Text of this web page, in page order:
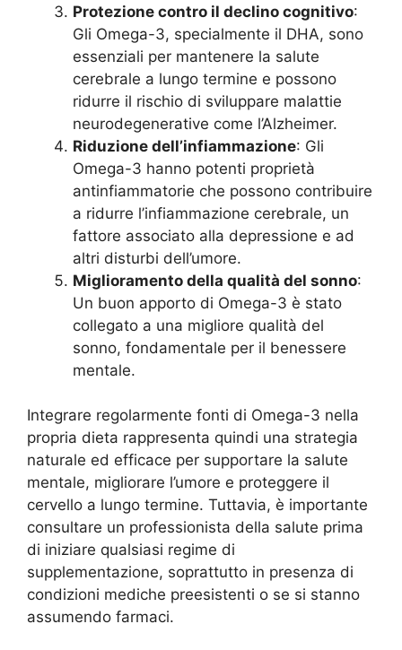
Protezione contro il declino cognitivo:
Gli Omega-3, specialmente il DHA, sono
essenziali per mantenere la salute
cerebrale a lungo termine e possono
ridurre il rischio di sviluppare malattie
neurodegenerative come l’Alzheimer.
Riduzione dell’infiammazione: Gli
Omega-3 hanno potenti proprietà
antinfiammatorie che possono contribuire
a ridurre l’infiammazione cerebrale, un
fattore associato alla depressione e ad
altri disturbi dell’umore.
Miglioramento della qualità del sonno:
Un buon apporto di Omega-3 è stato
collegato a una migliore qualità del
sonno, fondamentale per il benessere
mentale.
Integrare regolarmente fonti di Omega-3 nella
propria dieta rappresenta quindi una strategia
naturale ed efficace per supportare la salute
mentale, migliorare l’umore e proteggere il
cervello a lungo termine. Tuttavia, è importante
consultare un professionista della salute prima
di iniziare qualsiasi regime di
supplementazione, soprattutto in presenza di
condizioni mediche preesistenti o se si stanno
assumendo farmaci.